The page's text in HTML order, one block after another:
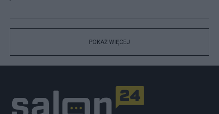
POKAŻ WIĘCEJ